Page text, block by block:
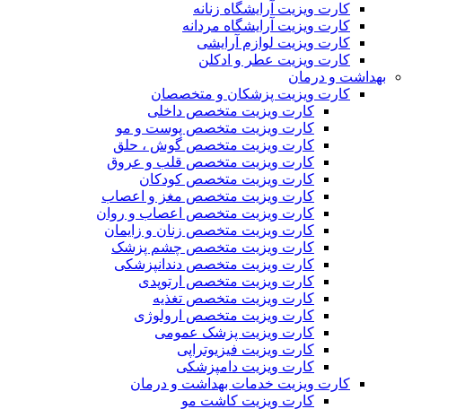
کارت ویزیت آرایشگاه زنانه
کارت ویزیت آرایشگاه مردانه
کارت ویزیت لوازم آرایشی
کارت ویزیت عطر و ادکلن
بهداشت و درمان
کارت ویزیت پزشکان و متخصصان
کارت ویزیت متخصص داخلی
کارت ویزیت متخصص پوست و مو
کارت ویزیت متخصص گوش ، حلق
کارت ویزیت متخصص قلب و عروق
کارت ویزیت متخصص کودکان
کارت ویزیت متخصص مغز و اعصاب
کارت ویزیت متخصص اعصاب و روان
کارت ویزیت متخصص زنان و زایمان
کارت ویزیت متخصص چشم پزشک
کارت ویزیت متخصص دندانپزشکی
کارت ویزیت متخصص ارتوپدی
کارت ویزیت متخصص تغذیه
کارت ویزیت متخصص ارولوژی
کارت ویزیت پزشک عمومی
کارت ویزیت فیزیوتراپی
کارت ویزیت دامپزشکی
کارت ویزیت خدمات بهداشت و درمان
کارت ویزیت کاشت مو